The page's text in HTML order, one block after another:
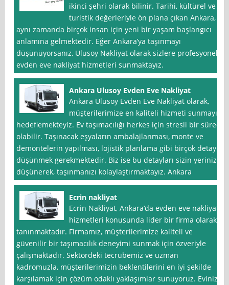
ikinci şehri olarak bilinir. Tarihi, kültürel ve
turistik değerleriyle ön plana çıkan Ankara,
aynı zamanda birçok insan için yeni bir yaşam başlangıcı
anlamına gelmektedir. Eğer Ankara’ya taşınmayı
düşünüyorsanız, Ulusoy Nakliyat olarak sizlere profesyonel
evden eve nakliyat hizmetleri sunmaktayız.
Ankara Ulusoy Evden Eve Nakliyat
Ankara Ulusoy Evden Eve Nakliyat olarak,
müşterilerimize en kaliteli hizmeti sunmayı
hedeflemekteyiz. Ev taşımacılığı herkes için stresli bir süreç
olabilir. Taşınacak eşyaların ambalajlanması, monte ve
demontelerin yapılması, lojistik planlama gibi birçok detayı
düşünmek gerekmektedir. Biz ise bu detayları sizin yerinize
düşünerek, taşınmanızı kolaylaştırmaktayız. Ankara
Ecrin nakliyat
Ecrin Nakliyat, Ankara‘da evden eve nakliyat
hizmetleri konusunda lider bir firma olarak
tanınmaktadır. Firmamız, müşterilerimize kaliteli ve
güvenilir bir taşımacılık deneyimi sunmak için özveriyle
çalışmaktadır. Sektördeki tecrübemiz ve uzman
kadromuzla, müşterilerimizin beklentilerini en iyi şekilde
karşılamak için çözüm odaklı yaklaşımlar sunuyoruz. Evinizi